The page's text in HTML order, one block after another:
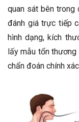
quan sát bên trong
đánh giá trực tiếp
hình dạng, kích
lấy mẫu tổn
chẩn đoán chính